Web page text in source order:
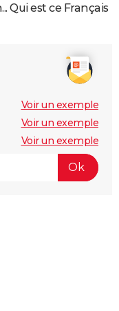
Qui est ce Français
Voir un exemple
Voir un exemple
Voir un exemple